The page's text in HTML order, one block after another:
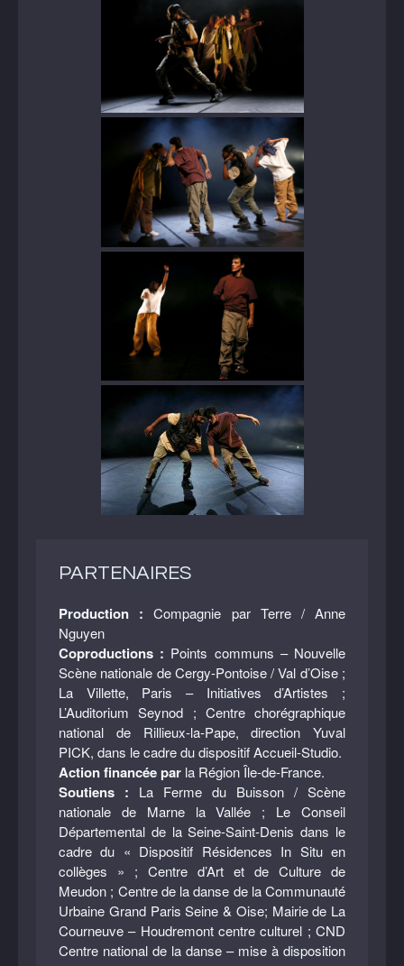
PARTENAIRES
Production : Compagnie par Terre / Anne
Nguyen
Coproductions : Points communs – Nouvelle
Scène nationale de Cergy-Pontoise / Val d’Oise ;
La Villette, Paris – Initiatives d’Artistes ;
L’Auditorium Seynod ; Centre chorégraphique
national de Rillieux-la-Pape, direction Yuval
PICK, dans le cadre du dispositif Accueil-Studio.
Action financée par la Région Île-de-France.
Soutiens : La Ferme du Buisson / Scène
nationale de Marne la Vallée ; Le Conseil
Départemental de la Seine-Saint-Denis dans le
cadre du « Dispositif Résidences In Situ en
collèges » ; Centre d’Art et de Culture de
Meudon ; Centre de la danse de la Communauté
Urbaine Grand Paris Seine & Oise; Mairie de La
Courneuve – Houdremont centre culturel ; CND
Centre national de la danse – mise à disposition